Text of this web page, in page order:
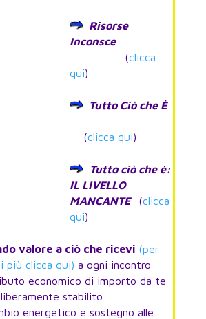
Risorse
Inconsce
(clicca
qui)
Tutto Ciò che È
(clicca qui)
Tutto ciò che è:
IL LIVELLO
MANCANTE (clicca
qui)
valore a ciò che ricevi (per
più clicca qui) a ogni incontro
economico di importo da te
liberamente stabilito
energetico e sostegno alle